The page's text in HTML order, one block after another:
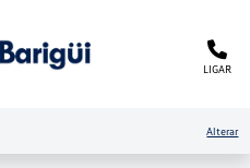
LIGAR
Alterar